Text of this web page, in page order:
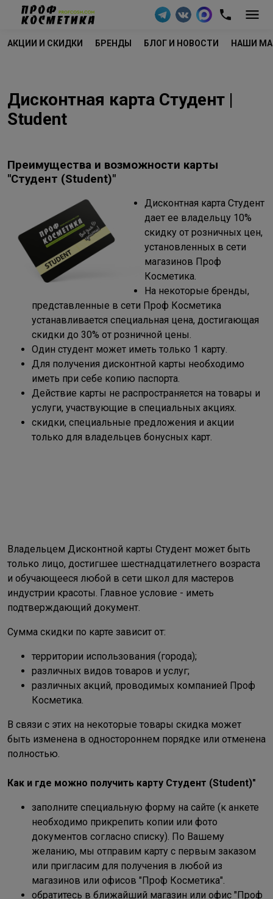
АКЦИИ И СКИДКИ БРЕНДЫ БЛОГ И НОВОСТИ НАШИ
Дисконтная карта Студент |
Student
Преимущества и возможности карты
"Студент (Student)"
Дисконтная карта Студент
дает ее владельцу 10%
скидку от розничных цен,
установленных в сети
магазинов Проф
Косметика.
На некоторые бренды,
представленные в сети Проф Косметика
устанавливается специальная цена, достигающая
скидки до 30% от розничной цены.
Один студент может иметь только 1 карту.
Для получения дисконтной карты необходимо
иметь при себе копию паспорта.
Действие карты не распространяется на товары и
услуги, участвующие в специальных акциях.
скидки, специальные предложения и акции
только для владельцев бонусных карт.
Владельцем Дисконтной карты Студент может быть
только лицо, достигшее шестнадцатилетнего возраста
и обучающееся любой в сети школ для мастеров
индустрии красоты. Главное условие - иметь
подтверждающий документ.
Сумма скидки по карте зависит от:
территории использования (города);
различных видов товаров и услуг;
различных акций, проводимых компанией Проф
Косметика.
В связи с этих на некоторые товары скидка может
быть изменена в одностороннем порядке или отменена
полностью.
Как и где можно получить карту Студент (Student)"
заполните специальную форму на сайте (к анкете
необходимо прикрепить копии или фото
документов согласно списку). По Вашему
желанию, мы отправим карту с первым заказом
или пригласим для получения в любой из
магазинов или офисов "Проф Косметика".
обратитесь в ближайший магазин или офис "Проф